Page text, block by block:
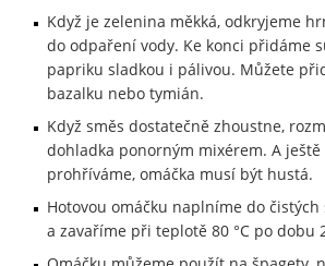
Když je zelenina měkká, odkryjeme
do odpaření vody. Ke konci přidáme
papriku sladkou i pálivou. Můžete
bazalku nebo tymián.
Když směs dostatečně zhoustne,
dohladka ponorným mixérem. A ještě
prohříváme, omáčka musí být hustá.
Hotovou omáčku naplníme do čistých
a zavaříme při teplotě 80 °C po dobu